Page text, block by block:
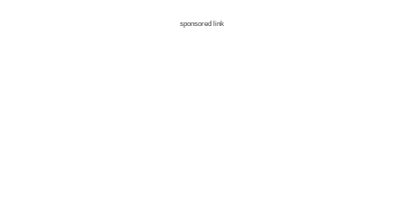
sponsored link